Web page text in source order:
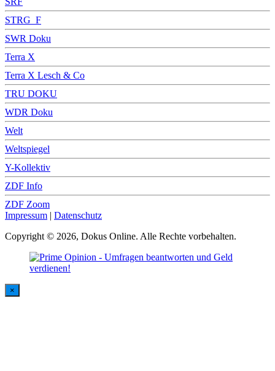
STRG_F
SWR Doku
Terra X
Terra X Lesch & Co
TRU DOKU
WDR Doku
Welt
Weltspiegel
Y-Kollektiv
ZDF Info
ZDF Zoom
Impressum | Datenschutz
Copyright © 2026, Dokus Online. Alle Rechte vorbehalten.
×